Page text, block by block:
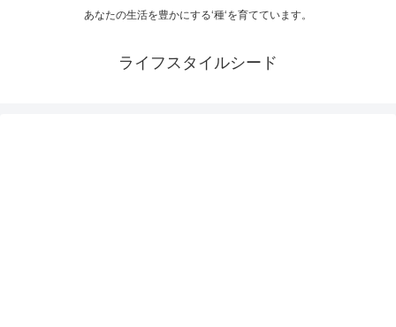
あなたの生活を豊かにする‘種‘を育てています。
ライフスタイルシード